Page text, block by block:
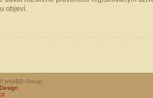
objeví.
phpBB Group